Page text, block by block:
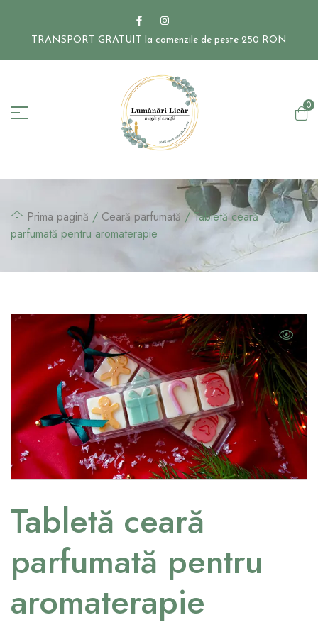
TRANSPORT GRATUIT la comenzile de peste 250 RON
0
Prima pagină / Ceară parfumată / Tabletă ceară
parfumată pentru aromaterapie
Tabletă ceară
parfumată pentru
aromaterapie